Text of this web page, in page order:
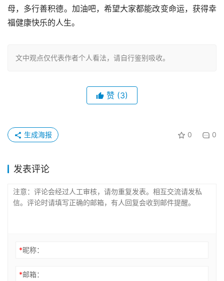
母，多行善积德。加油吧，希望大家都能改变命运，获得幸
福健康快乐的人生。
文中观点仅代表作者个人看法，请自行鉴别吸收。
赞 (3)
0 0
生成海报
发表评论
*昵称：
*邮箱：